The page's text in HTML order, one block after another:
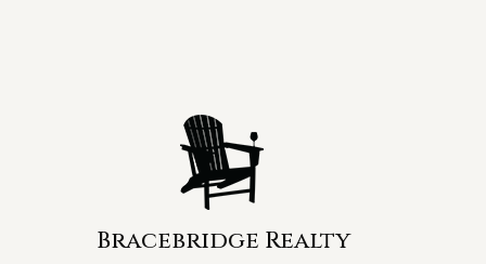
Bracebridge Realty